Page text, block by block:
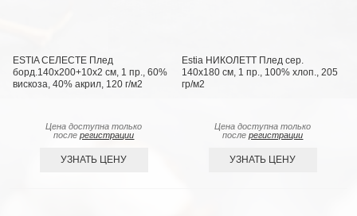
ESTIA СЕЛЕСТЕ Плед
борд.140х200+10х2 см, 1 пр., 60%
вискоза, 40% акрил, 120 г/м2
Цена доступна только
послерегистрации
УЗНАТЬ ЦЕНУ
Estia НИКОЛЕТТ Плед сер.
140х180 см, 1 пр., 100% хлоп., 205
гр/м2
Цена доступна только
послерегистрации
УЗНАТЬ ЦЕНУ